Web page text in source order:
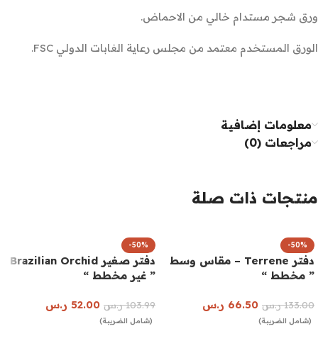
ورق شجر مستدام خالي من الاحماض.
الورق المستخدم معتمد من مجلس رعاية الغابات الدولي FSC.
معلومات إضافية
مراجعات (0)
منتجات ذات صلة
-50%
دفتر Terrene – مقاس وسط
” مخطط “
133.00 ر.س 66.50 ر.س
(شامل الضريبة)
-50%
دفتر صغير Brazilian Orchid
” غير مخطط “
103.99 ر.س 52.00 ر.س
(شامل الضريبة)